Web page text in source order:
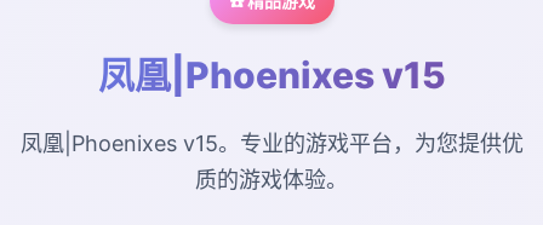
凤凰|Phoenixes v15
凤凰|Phoenixes v15。专业的游戏平台，为您提供优
质的游戏体验。